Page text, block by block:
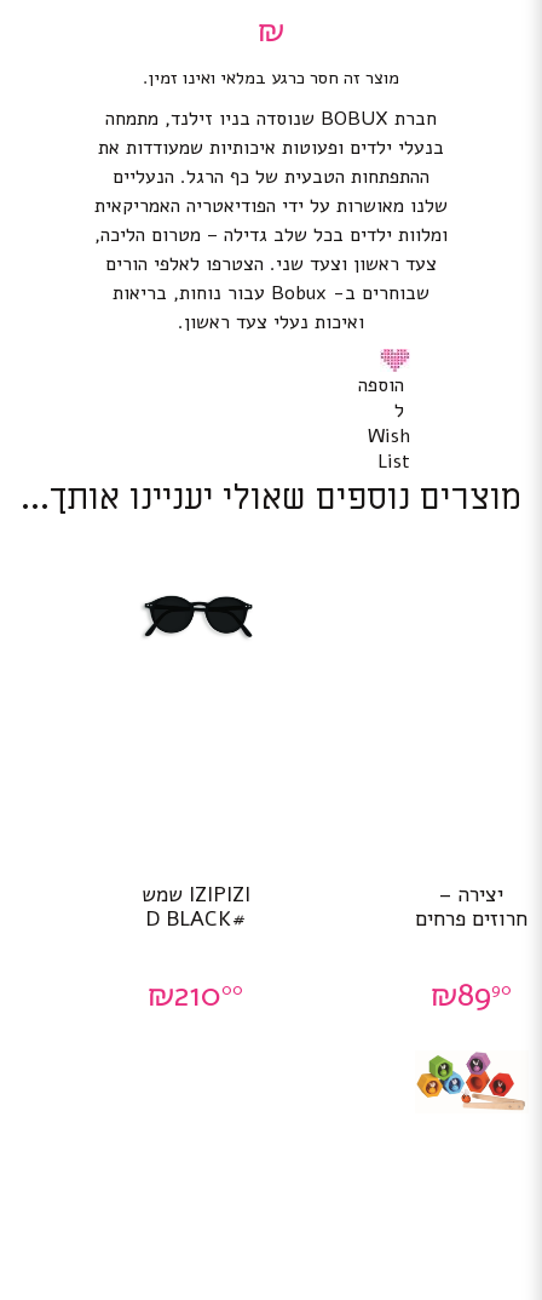
₪
מוצר זה חסר כרגע במלאי ואינו זמין.
חברת BOBUX שנוסדה בניו זילנד, מתמחה
בנעלי ילדים ופעוטות איכותיות שמעודדות את
ההתפתחות הטבעית של כף הרגל. הנעליים
שלנו מאושרות על ידי הפודיאטריה האמריקאית
ומלוות ילדים בכל שלב גדילה – מטרום הליכה,
צעד ראשון וצעד שני. הצטרפו לאלפי הורים
שבוחרים ב- Bobux עבור נוחות, בריאות
ואיכות נעלי צעד ראשון.
הוספה
ל
Wish
List
מוצרים נוספים שאולי יעניינו אותך...
יצירה –
חרוזים פרחים
₪8990
IZIPIZI שמש
#D BLACK
₪21000